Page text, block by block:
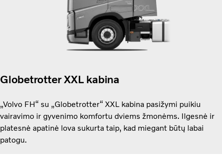
Globetrotter XXL kabina
„Volvo FH“ su „Globetrotter“ XXL kabina pasižymi puikiu
vairavimo ir gyvenimo komfortu dviems žmonėms. Ilgesnė ir
platesnė apatinė lova sukurta taip, kad miegant būtų labai
patogu.